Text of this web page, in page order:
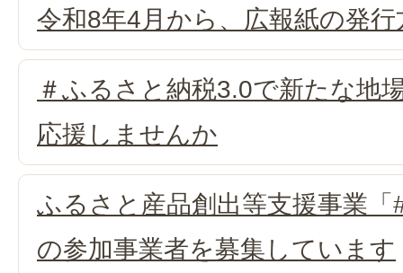
令和8年4月から、広報紙の発
＃ふるさと納税3.0で新たな地
応援しませんか
ふるさと産品創出等支援事業
の参加事業者を募集しています